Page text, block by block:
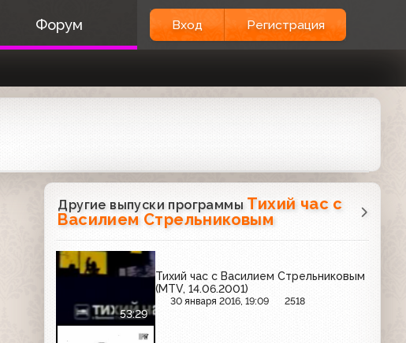
Форум Вход Регистрация
Другие выпуски программы Тихий час с
Василием Стрельниковым
53:29
Тихий час с Василием Стрельниковым
(MTV, 14.06.2001)
30 января 2016, 19:09 2518